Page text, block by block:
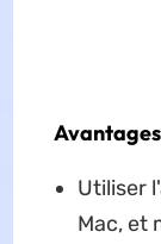
Utiliser
Mac, et